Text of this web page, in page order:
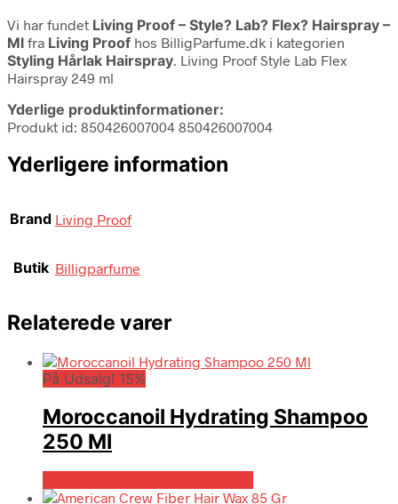
Vi har fundet Living Proof – Style? Lab? Flex? Hairspray –
Ml fra Living Proof hos BilligParfume.dk i kategorien
Styling Hårlak Hairspray. Living Proof Style Lab Flex
Hairspray 249 ml
Yderlige produktinformationer:
Produkt id: 850426007004 850426007004
Yderligere information
Brand Living Proof
Butik Billigparfume
Relaterede varer
På Udsalg! 15%
Moroccanoil Hydrating Shampoo
250 Ml